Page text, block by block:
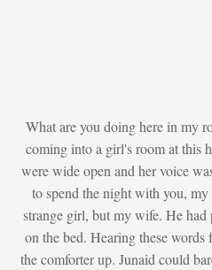
What are you doing here in my
coming into a girl's room at this
were wide open and her voice
to spend the night with you,
strange girl, but my wife. He
on the bed. Hearing these
the comforter up. Junaid could